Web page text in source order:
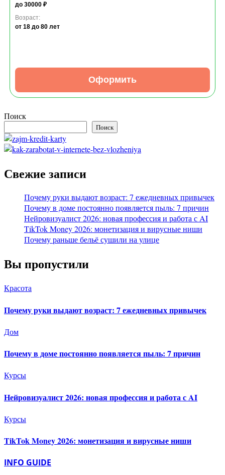
до 30000 ₽
Возраст:
от 18 до 80 лет
Оформить
Поиск
Поиск
Свежие записи
Почему руки выдают возраст: 7 ежедневных привычек
Почему в доме постоянно появляется пыль: 7 причин
Нейровизуалист 2026: новая профессия и работа с AI
TikTok Money 2026: монетизация и вирусные ниши
Почему раньше бельё сушили на улице
Вы пропустили
Красота
Почему руки выдают возраст: 7 ежедневных привычек
Дом
Почему в доме постоянно появляется пыль: 7 причин
Курсы
Нейровизуалист 2026: новая профессия и работа с AI
Курсы
TikTok Money 2026: монетизация и вирусные ниши
INFO GUIDE